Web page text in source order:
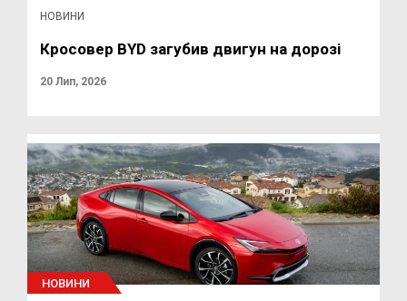
НОВИНИ
Кросовер BYD загубив двигун на дорозі
20 Лип, 2026
НОВИНИ